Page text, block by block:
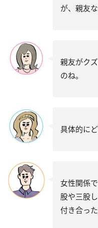
が、親友
親友がク
のね。
具体的に
女性関係
股や三股
付き合っ